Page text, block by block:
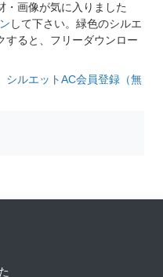
・画像が気に入りました
して下さい。緑色のシルエ
すると、フリーダウンロー
シルエットAC会員登録（無